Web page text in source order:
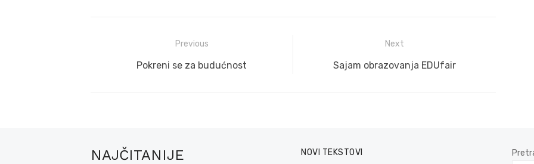
navigation
Previous
Previous
Pokreni se za budućnost
Next
Next
Sajam obrazovanja EDUfair
NAJČITANIJE NOVI TEKSTOVI